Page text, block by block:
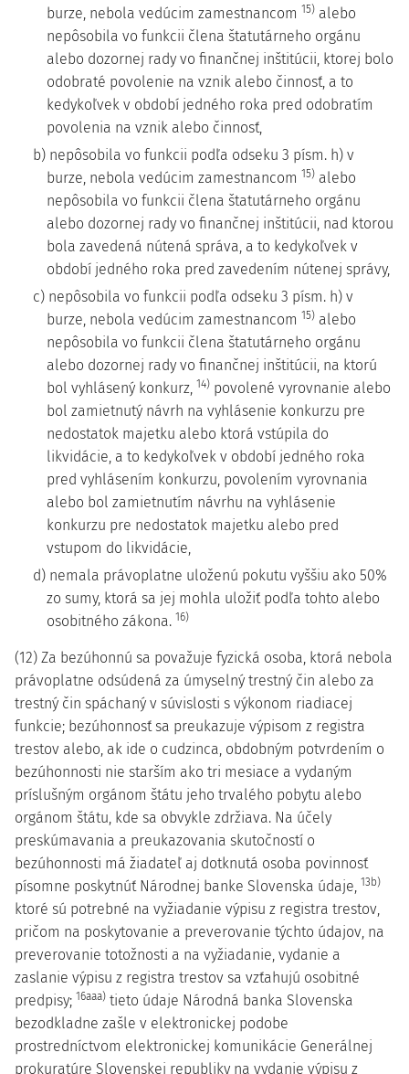
burze, nebola vedúcim zamestnancom 15) alebo
nepôsobila vo funkcii člena štatutárneho orgánu
alebo dozornej rady vo finančnej inštitúcii, ktorej bolo
odobraté povolenie na vznik alebo činnosť, a to
kedykoľvek v období jedného roka pred odobratím
povolenia na vznik alebo činnosť,
b) nepôsobila vo funkcii podľa odseku 3 písm. h) v
burze, nebola vedúcim zamestnancom 15) alebo
nepôsobila vo funkcii člena štatutárneho orgánu
alebo dozornej rady vo finančnej inštitúcii, nad ktorou
bola zavedená nútená správa, a to kedykoľvek v
období jedného roka pred zavedením nútenej správy,
c) nepôsobila vo funkcii podľa odseku 3 písm. h) v
burze, nebola vedúcim zamestnancom 15) alebo
nepôsobila vo funkcii člena štatutárneho orgánu
alebo dozornej rady vo finančnej inštitúcii, na ktorú
bol vyhlásený konkurz, 14) povolené vyrovnanie alebo
bol zamietnutý návrh na vyhlásenie konkurzu pre
nedostatok majetku alebo ktorá vstúpila do
likvidácie, a to kedykoľvek v období jedného roka
pred vyhlásením konkurzu, povolením vyrovnania
alebo bol zamietnutím návrhu na vyhlásenie
konkurzu pre nedostatok majetku alebo pred
vstupom do likvidácie,
d) nemala právoplatne uloženú pokutu vyššiu ako 50%
zo sumy, ktorá sa jej mohla uložiť podľa tohto alebo
osobitného zákona. 16)
(12) Za bezúhonnú sa považuje fyzická osoba, ktorá nebola
právoplatne odsúdená za úmyselný trestný čin alebo za
trestný čin spáchaný v súvislosti s výkonom riadiacej
funkcie; bezúhonnosť sa preukazuje výpisom z registra
trestov alebo, ak ide o cudzinca, obdobným potvrdením o
bezúhonnosti nie starším ako tri mesiace a vydaným
príslušným orgánom štátu jeho trvalého pobytu alebo
orgánom štátu, kde sa obvykle zdržiava. Na účely
preskúmavania a preukazovania skutočností o
bezúhonnosti má žiadateľ aj dotknutá osoba povinnosť
písomne poskytnúť Národnej banke Slovenska údaje, 13b)
ktoré sú potrebné na vyžiadanie výpisu z registra trestov,
pričom na poskytovanie a preverovanie týchto údajov, na
preverovanie totožnosti a na vyžiadanie, vydanie a
zaslanie výpisu z registra trestov sa vzťahujú osobitné
predpisy; 16aaa) tieto údaje Národná banka Slovenska
bezodkladne zašle v elektronickej podobe
prostredníctvom elektronickej komunikácie Generálnej
prokuratúre Slovenskej republiky na vydanie výpisu z